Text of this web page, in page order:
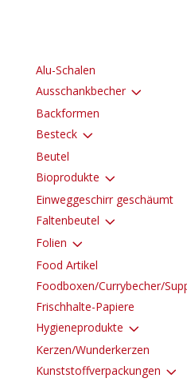
Alu-Schalen
Ausschankbecher3
Backformen
Besteck3
Beutel
Bioprodukte 3
Einweggeschirr geschäumt
Faltenbeutel 3
Folien 3
Food Artikel
Foodboxen/Currybecher/
Frischhalte-Papiere
Hygieneprodukte 3
Kerzen/Wunderkerzen
Kunststoffverpackungen 3